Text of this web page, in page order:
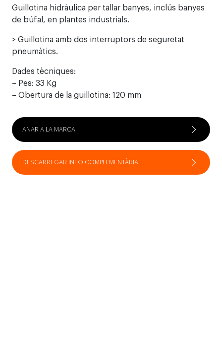
Guillotina hidràulica per tallar banyes, inclús banyes
de búfal, en plantes industrials.
> Guillotina amb dos interruptors de seguretat
pneumàtics.
Dades tècniques:
– Pes: 33 Kg
– Obertura de la guillotina: 120 mm
ANAR A LA MARCA
DESCARREGAR INFO COMPLEMENTÀRIA